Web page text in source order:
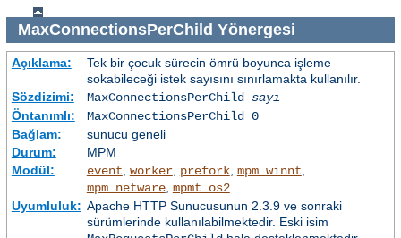
MaxConnectionsPerChild Yönergesi
Açıklama:
Tek bir çocuk sürecin ömrü boyunca işleme
sokabileceği istek sayısını sınırlamakta kullanılır.
Sözdizimi:
MaxConnectionsPerChild sayı
Öntanımlı:
MaxConnectionsPerChild 0
Bağlam:
sunucu geneli
Durum:
MPM
Modül:
event worker, prefork, mpm_winnt
mpm_netware, mpmt_os2
Uyumluluk: Apache HTTP Sunucusunun 2.3.9 ve sonraki
sürümlerinde kullanılabilmektedir. Eski isim